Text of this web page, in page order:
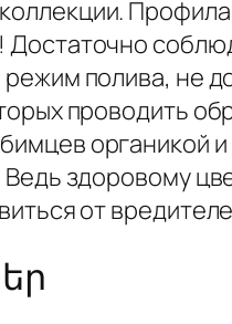
полива, не
проводить
органикой
здоровому
от